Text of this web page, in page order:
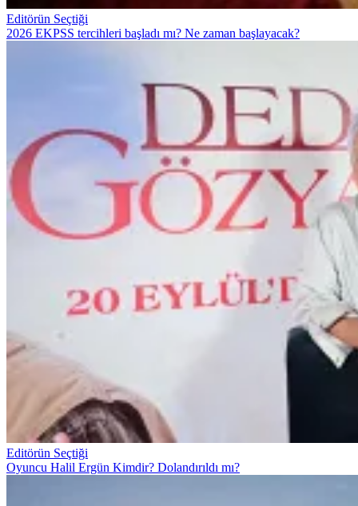
Editörün Seçtiği
2026 EKPSS tercihleri başladı mı? Ne zaman başlayacak?
Editörün Seçtiği
Oyuncu Halil Ergün Kimdir? Dolandırıldı mı?